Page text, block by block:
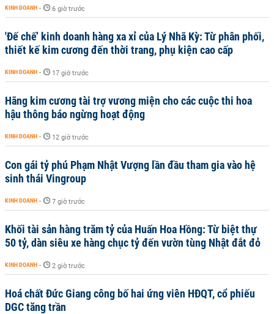
KINH DOANH - 6 giờ trước
'Đế chế’ kinh doanh hàng xa xỉ của Lý Nhã Kỳ: Từ phân phối,
thiết kế kim cương đến thời trang, phụ kiện cao cấp
KINH DOANH - 17 giờ trước
Hãng kim cương tài trợ vương miện cho các cuộc thi hoa
hậu thông báo ngừng hoạt động
KINH DOANH - 12 giờ trước
Con gái tỷ phú Phạm Nhật Vượng lần đầu tham gia vào hệ
sinh thái Vingroup
KINH DOANH - 7 giờ trước
Khối tài sản hàng trăm tỷ của Huấn Hoa Hồng: Từ biệt thự
50 tỷ, dàn siêu xe hàng chục tỷ đến vườn tùng Nhật đắt đỏ
KINH DOANH - 2 giờ trước
Hoá chất Đức Giang công bố hai ứng viên HĐQT, cổ phiếu
DGC tăng trần